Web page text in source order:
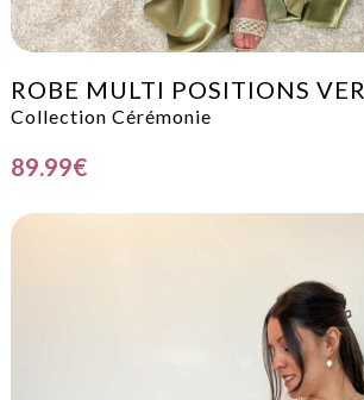
ROBE MULTI POSITIONS
Collection Cérémonie
89.99€